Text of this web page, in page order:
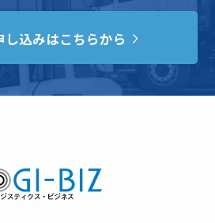
し込みはこちらから